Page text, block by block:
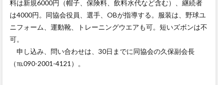
料は新規6000円（帽子、保険料、飲料水代など含む）、継続者
は4000円。同協会役員、選手、OBが指導する。服装は、野球ユ
ニフォーム、運動靴、トレーニングウエアも可。短いズボンは不
可。
申し込み、問い合わせは、30日までに同協会の久保副会長
（℡090-2001-4121）。